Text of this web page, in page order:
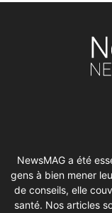
NewsMAG a été
gens à bien mener
de conseils, elle
santé. Nos articles